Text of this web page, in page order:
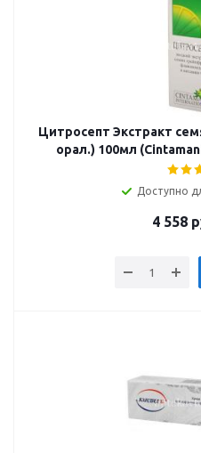
Цитросепт Экстракт
орал.) 100мл
Доступно
4 558